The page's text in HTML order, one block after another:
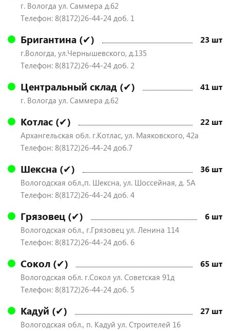
г. Вологда ул. Саммера д.62
Телефон: 8(8172)26-44-24 доб. 1
Бригантина (✔) 23 шт
г.Вологда, ул.Чернышевского, д.135
Телефон: 8(8172)26-44-24 доб. 2
Центральный склад (✔) 41 шт
г. Вологда ул. Саммера д.62
Котлас (✔) 22 шт
Архангельская обл. г.Котлас, ул. Маяковского, 42а
Телефон: 8(8172)26-44-24 доб.7
Шексна (✔) 36 шт
Вологодская обл.,п. Шексна, ул. Шоссейная, д. 5А
Телефон: 8(8172)26-44-24 доб. 4
Грязовец (✔) 6 шт
Вологодская обл., г.Грязовец ул. Ленина 114
Телефон: 8(8172)26-44-24 доб. 6
Сокол (✔) 65 шт
Вологодская обл. г.Сокол ул. Советская 91д
Телефон: 8(8172)26-44-24 доб. 5
Кадуй (✔) 27 шт
Вологодская обл., п. Кадуй ул. Строителей 16